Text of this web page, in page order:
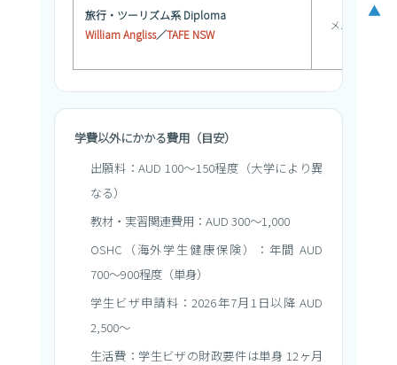
旅行・ツーリズム系 Diploma
William Angliss／TAFE NSW
メルボルン／
学費以外にかかる費用（目安）
出願料：AUD 100〜150程度（大学により異
なる）
教材・実習関連費用：AUD 300〜1,000
OSHC（海外学生健康保険）：年間 AUD
700〜900程度（単身）
学生ビザ申請料：2026年7月1日以降 AUD
2,500〜
生活費：学生ビザの財政要件は単身 12ヶ月
▲